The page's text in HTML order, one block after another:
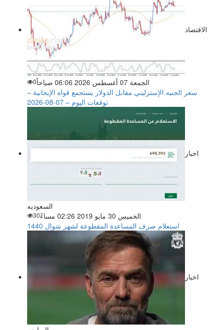
الاقتصاد
الجمعة 07 أغسطس 2026 06:06 صباحاً 0
سعر الجنيه الإسترليني مقابل الدولار يستجمع قواه الإيجابية –
توقعات اليوم – 07-08-2026
اخبار
السعوديه
الخميس 30 مايو 2019 02:26 مساءً
30
استعلام صرف المساعدة المقطوعة لشهر شوال 1440
اخبار